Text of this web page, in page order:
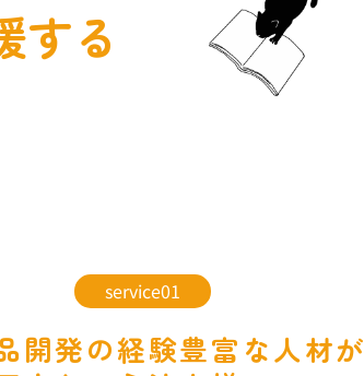
する
service01
開発の経験豊富な人材が